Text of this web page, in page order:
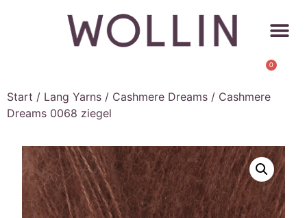
0
Start / Lang Yarns / Cashmere Dreams / Cashmere
Dreams 0068 ziegel